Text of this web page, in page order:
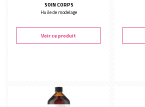
SOIN CORPS
Huile de modelage
Voir ce produit